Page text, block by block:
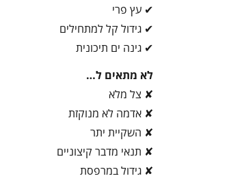
✔ עץ פרי
✔ גידול קל למתחילים
✔ גינה ים תיכונית
לא מתאים ל…
✘ צל מלא
✘ אדמה לא מנוקזת
✘ השקיית יתר
✘ תנאי מדבר קיצוניים
✘ גידול במרפסת